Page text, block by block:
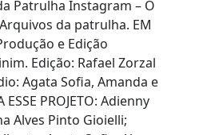
Patrulha Instagram – O
da patrulha. EM
e Edição
Edição: Rafael Zorzal
Agata Sofia, Amanda e
PROJETO: Adienny
Alves Pinto Gioielli;